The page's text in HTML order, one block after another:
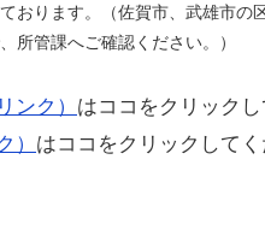
おります。（佐賀市、武雄市
所管課へご確認ください。）
ンク） はココをクリックし
） はココをクリックしてく